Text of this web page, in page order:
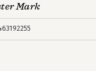
Mark